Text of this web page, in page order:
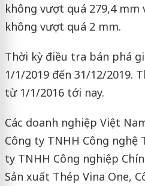
không vượt quá 279,4 mm
không vượt quá 2 mm.
Thời kỳ điều tra bán phá
1/1/2019 đến 31/12/2019.
từ 1/1/2016 tới nay.
Các doanh nghiệp Việt
Công ty TNHH Công nghệ
ty TNHH Công nghiệp
Sản xuất Thép Vina One,